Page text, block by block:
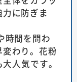
に防ぎま
時間を問わ
わり。花粉
人気です。